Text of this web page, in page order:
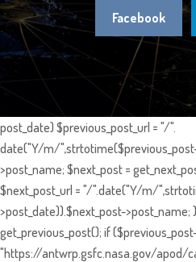
Facebook
post_date) $previous_post_url = "/".
date("Y/m/
>post_name; $next_post =
$next_post_url = "/".date("Y/m/
>post_date)).$next_post->post_name;
get_previous_post(); if
"https://antwrp.gsfc.nasa.gov/apod/